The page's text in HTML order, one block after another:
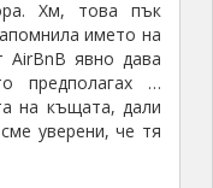
Хм, това пък
името на
AirBnB явно дава
предполагах …
на къщата, дали
уверени, че тя